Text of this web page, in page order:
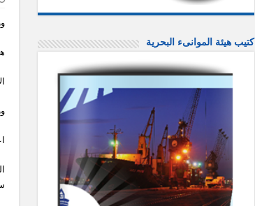
كتيب هيئة الموانىء البحرية